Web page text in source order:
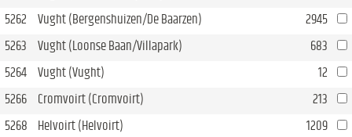
5262
Vught (Bergenshuizen/De Baarzen)
2945
5263
Vught (Loonse Baan/Villapark)
683
5264
Vught (Vught)
12
5266
Cromvoirt (Cromvoirt)
213
5268
Helvoirt (Helvoirt)
1209